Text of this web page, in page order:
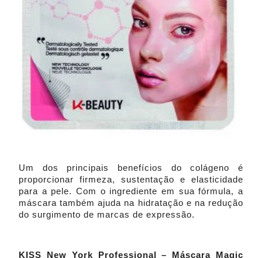
Um dos principais benefícios do colágeno é
proporcionar firmeza, sustentação e elasticidade
para a pele. Com o ingrediente em sua fórmula, a
máscara também ajuda na hidratação e na redução
do surgimento de marcas de expressão.
KISS New York Professional – Máscara Magic